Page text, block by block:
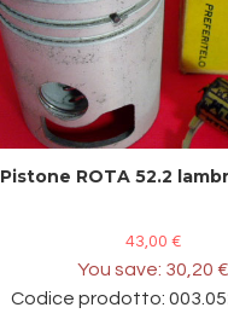
Pistone ROTA 52.2
43,00 €
You save: 30,20 €
Codice prodotto: